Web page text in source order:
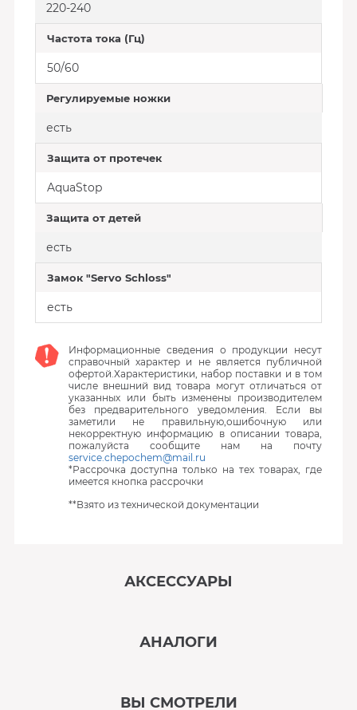
220-240
Частота тока (Гц)
50/60
Регулируемые ножки
есть
Защита от протечек
AquaStop
Защита от детей
есть
Замок "Servo Schloss"
есть
Информационные сведения о продукции несут
справочный характер и не является публичной
офертой.Характеристики, набор поставки и в том
числе внешний вид товара могут отличаться от
указанных или быть изменены производителем
без предварительного уведомления. Если вы
заметили не правильную,ошибочную или
некорректную информацию в описании товара,
пожалуйста сообщите нам на почту
service.chepochem@mail.ru
*Рассрочка доступна только на тех товарах, где
имеется кнопка рассрочки
**Взято из технической документации
АКСЕССУАРЫ
АНАЛОГИ
ВЫ СМОТРЕЛИ